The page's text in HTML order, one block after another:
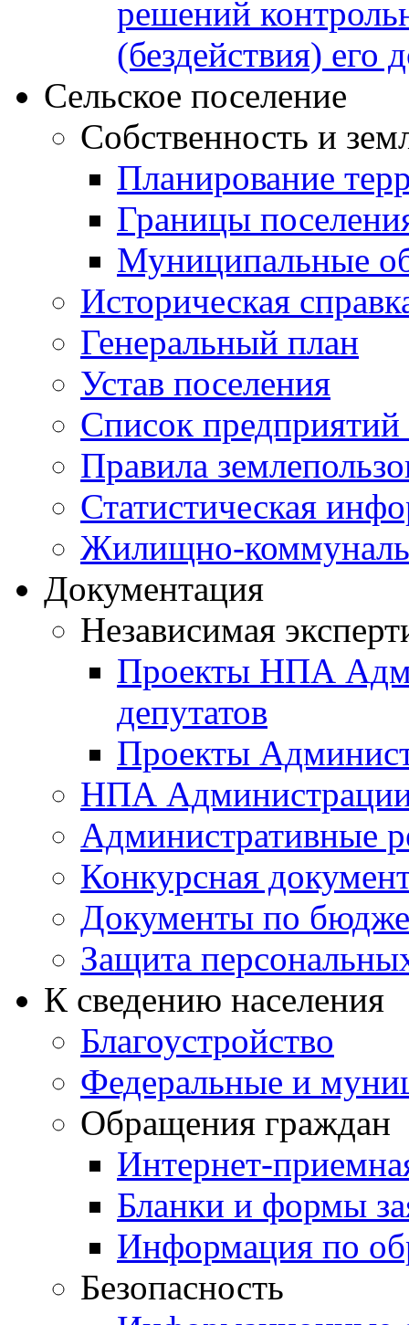
решений
(бездействия) его
Сельское поселение
Собственность и
Планирование
Границы
Муниципальные
Историческая
Генеральный план
Устав поселения
Список предприятий
Правила
Статистическая
Жилищно-
Документация
Независимая
Проекты НПА
депутатов
Проекты
НПА
Административные
Конкурсная
Документы по
Защита
К сведению населения
Благоустройство
Федеральные и
Обращения граждан
Интернет-
Бланки и формы
Информация по
Безопасность